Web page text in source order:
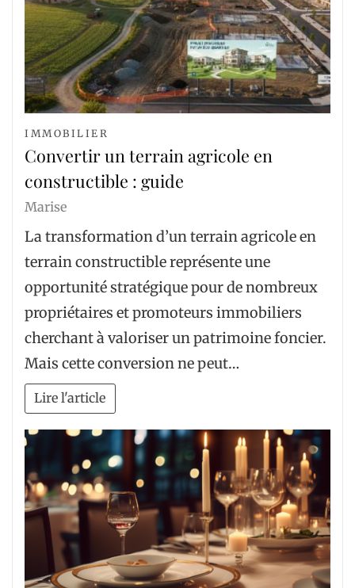
IMMOBILIER
Convertir un terrain agricole en
constructible : guide
Marise
La transformation d’un terrain agricole en
terrain constructible représente une
opportunité stratégique pour de nombreux
propriétaires et promoteurs immobiliers
cherchant à valoriser un patrimoine foncier.
Mais cette conversion ne peut…
Lire l'article